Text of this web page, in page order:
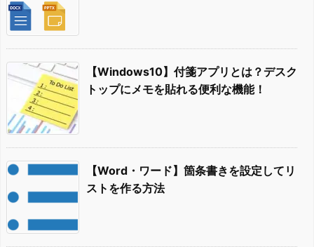
【Windows10】付箋アプリとは？デスク
トップにメモを貼れる便利な機能！
【Word・ワード】箇条書きを設定してリ
ストを作る方法